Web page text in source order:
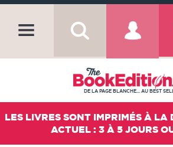
DE LA PAGE BLANCHE... AU BEST
LES LIVRES SONT IMPRIMÉS À
ACTUEL : 3 À 5 JOURS